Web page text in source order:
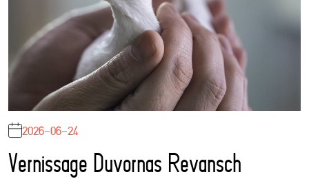
2026-06-24
Vernissage Duvornas Revansch